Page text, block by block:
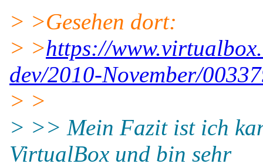
> >Gesehen dort:
> >https://
dev/2010-November/
> >
> >> Mein Fazit ist ich
VirtualBox und bin sehr